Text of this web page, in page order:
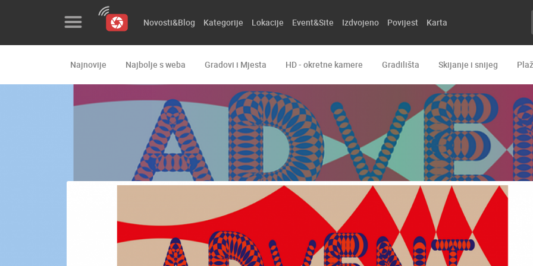
Kategorije
Izdvojeno
Novosti&Blog Kategorije Lokacije Event&Site Izdvojeno Povijest Karta
Najnovije Najbolje s weba Gradovi i Mjesta HD - okretne kamere Gradilišta Skijanje i snijeg